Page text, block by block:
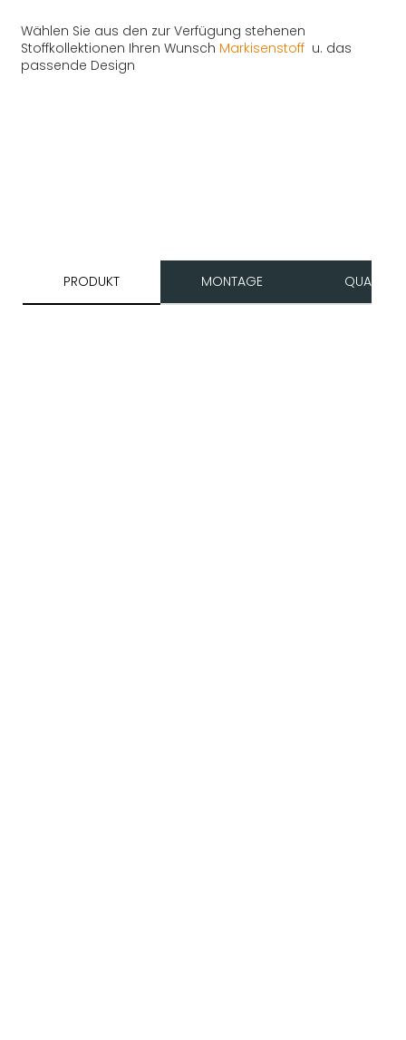
Wählen Sie aus den zur Verfügung stehenen
Stoffkollektionen Ihren Wunsch Markisenstoff u. das
passende Design
PRODUKT MONTAGE QUALITÄT